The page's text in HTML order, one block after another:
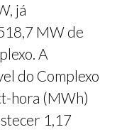
já
MW de
A
do Complexo
hora (MWh)
1,17